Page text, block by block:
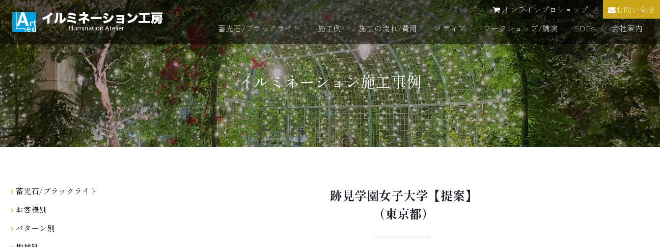
オンラインプロショップ
お問い合せ
蓄光石/ブラックライト
施工例 施工の流れ/費用 メディア ワークショップ/講演 SDGs 会社案内
イルミネーション施工事例
蓄光石/ブラックライト
お客様別
パターン別
跡見学園女子大学【提案】
（東京都）